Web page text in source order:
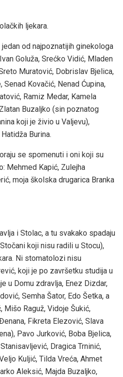
ljekara.
od najpoznatijih ginekologa
Goluža, Srećko Vidić, Mladen
Muratović, Dobrislav Bjelica,
Senad Kovačić, Nenad Ćupina,
Ramiz Medar, Kamela
Buzaljko (sin poznatog
koji je živio u Valjevu),
Burina.
se spomenuti i oni koji su
Mehmed Kapić, Zulejha
moja školska drugarica Branka
i Stolac, a tu svakako spadaju
koji nisu radili u Stocu),
Ni stomatolozi nisu
koji je po završetku studija u
u Domu zdravlja, Enez Dizdar,
Semha Šator, Edo Šetka, a
Mišo Raguž, Vidoje Šukić,
Fikreta Elezović, Slava
Pavo Jurković, Boba Bjelica,
Dragica Trninić,
Kuljić, Tilda Vreća, Ahmet
Aleksić, Majda Buzaljko,